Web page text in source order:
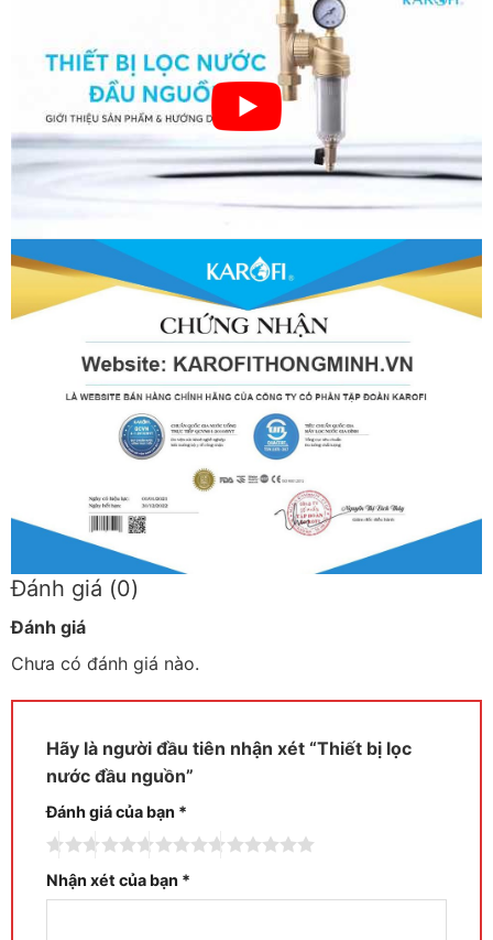
Đánh giá (0)
Đánh giá
Chưa có đánh giá nào.
Hãy là người đầu tiên nhận xét “Thiết bị lọc
nước đầu nguồn”
Đánh giá của bạn *
Nhận xét của bạn *